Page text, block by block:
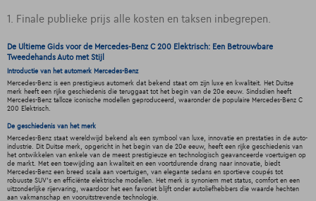
1. Finale publieke prijs alle kosten en taksen inbegrepen.
De Ultieme Gids voor de Mercedes-Benz C 200 Elektrisch: Een Betrouwbare
Tweedehands Auto met Stijl
Introductie van het automerk Mercedes-Benz
Mercedes-Benz is een prestigieus automerk dat bekend staat om zijn luxe en kwaliteit. Het Duitse
merk heeft een rijke geschiedenis die teruggaat tot het begin van de 20e eeuw. Sindsdien heeft
Mercedes-Benz talloze iconische modellen geproduceerd, waaronder de populaire Mercedes-Benz C
200 Elektrisch.
De geschiedenis van het merk
Mercedes-Benz staat wereldwijd bekend als een symbool van luxe, innovatie en prestaties in de auto-
industrie. Dit Duitse merk, opgericht in het begin van de 20e eeuw, heeft een rijke geschiedenis van
het ontwikkelen van enkele van de meest prestigieuze en technologisch geavanceerde voertuigen op
de markt. Met een toewijding aan kwaliteit en een voortdurende drang naar innovatie, biedt
Mercedes-Benz een breed scala aan voertuigen, van elegante sedans en sportieve coupés tot
robuuste SUV's en efficiënte elektrische modellen. Het merk is synoniem met status, comfort en een
uitzonderlijke rijervaring, waardoor het een favoriet blijft onder autoliefhebbers die waarde hechten
aan vakmanschap en vooruitstrevende technologie.